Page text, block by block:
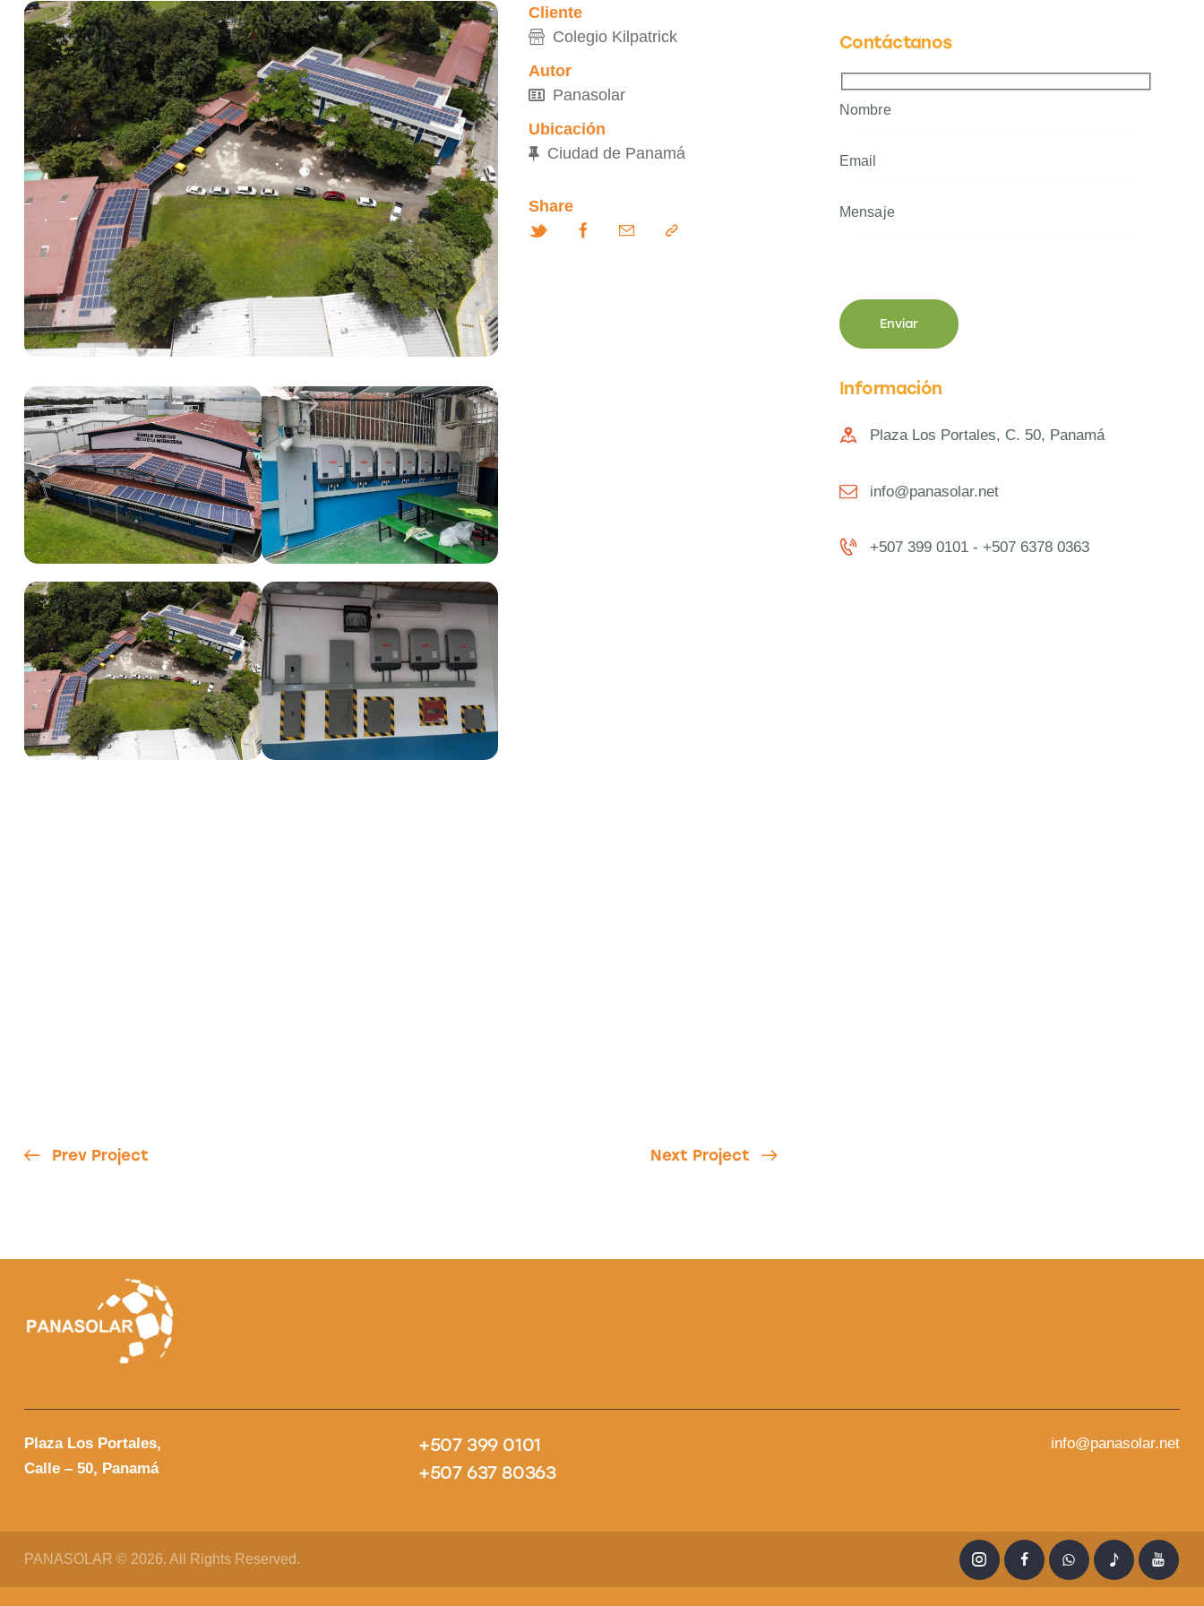
Cliente
Colegio Kilpatrick
Autor
Panasolar
Ubicación
Ciudad de Panamá
Share
Prev Project Next Project
Contáctanos
Información
Plaza Los Portales, C. 50, Panamá
info@panasolar.net
+507 399 0101 - +507 6378 0363
Plaza Los Portales,
Calle – 50, Panamá
+507 399 0101
+507 637 80363
info@panasolar.net
PANASOLAR © 2026. All Rights Reserved.